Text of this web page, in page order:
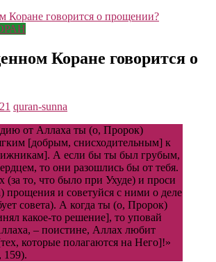
Коране говорится о
quran-sunna
от Аллаха ты (о, Пророк)
[добрым, снисходительным] к
А если бы ты был грубым,
то они разошлись бы от тебя.
(за то, что было при Ухуде) и проси
прощения и советуйся с ними о деле
совета). А когда ты (о, Пророк)
какое-то решение], то уповай
– поистине, Аллах любит
которые полагаются на Него]!»